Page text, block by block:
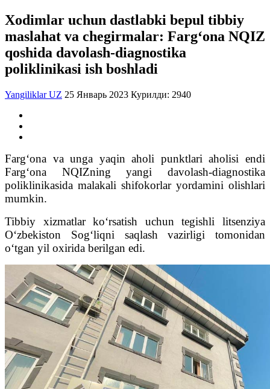
Xodimlar uchun dastlabki bepul tibbiy
maslahat va chegirmalar: Farg‘ona NQIZ
qoshida davolash-diagnostika
poliklinikasi ish boshladi
Yangiliklar UZ 25 Январь 2023 Курилди: 2940
Farg‘ona va unga yaqin aholi punktlari aholisi endi
Farg‘ona NQIZning yangi davolash-diagnostika
poliklinikasida malakali shifokorlar yordamini olishlari
mumkin.
Tibbiy xizmatlar ko‘rsatish uchun tegishli litsenziya
O‘zbekiston Sog‘liqni saqlash vazirligi tomonidan
o‘tgan yil oxirida berilgan edi.